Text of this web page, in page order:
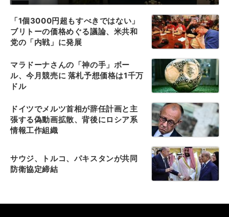
「1個3000円超もすべきではない」
ブリトーの価格めぐる議論、米共和
党の「内戦」に発展
マラドーナさんの「神の手」ボー
ル、今月競売に 落札予想価格は1千万
ドル
ドイツでメルツ首相が辞任計画と主
張する偽動画拡散、背後にロシア系
情報工作組織
サウジ、トルコ、パキスタンが共同
防衛協定締結